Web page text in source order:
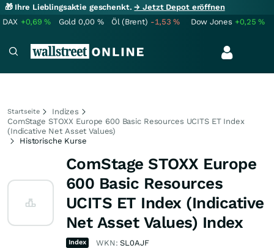
🎁 Ihre Lieblingsaktie geschenkt.→ Jetzt Depot eröffnen
DAX +0,69% Gold 0,00 % Öl (Brent) -1,53% Dow Jones +0,25%
Startseite
Indizes
ComStage STOXX Europe 600 Basic Resources UCITS ET Index
(Indicative Net Asset Values)
Historische Kurse
ComStage STOXX Europe
600 Basic Resources
UCITS ET Index (Indicative
Net Asset Values) Index
Index WKN:SL0AJF